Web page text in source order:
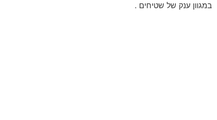
במגוון ענק של שטיחים .